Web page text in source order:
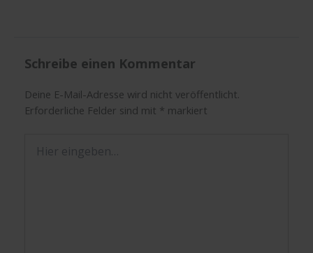
Schreibe einen Kommentar
Deine E-Mail-Adresse wird nicht veröffentlicht.
Erforderliche Felder sind mit * markiert
eingeben…